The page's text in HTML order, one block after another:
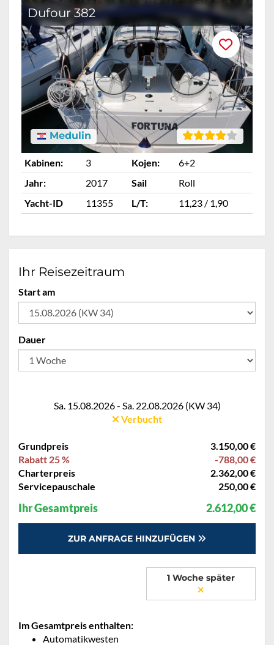
Dufour 382
Medulin
Kabinen: 3 Kojen:
6+2
Jahr:
2017 Sail
Roll
Yacht-ID
11355 L/T: 11,23 / 1,90
Ihr Reisezeitraum
Start am
Dauer
Sa. 15.08.2026 - Sa. 22.08.2026 (KW 34)
Verbucht
Grundpreis
3.150,00 €
Rabatt 25 %
-788,00 €
Charterpreis
2.362,00 €
Servicepauschale
250,00 €
Ihr Gesamtpreis 2.612,00 €
ZUR ANFRAGE HINZUFÜGEN
1 Woche später
Im Gesamtpreis enthalten:
Automatikwesten